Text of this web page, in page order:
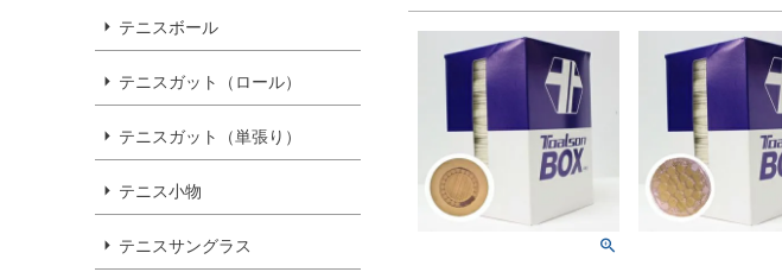
テニスボール
テニスガット（ロール）
テニスガット（単張り）
テニス小物
テニスサングラス